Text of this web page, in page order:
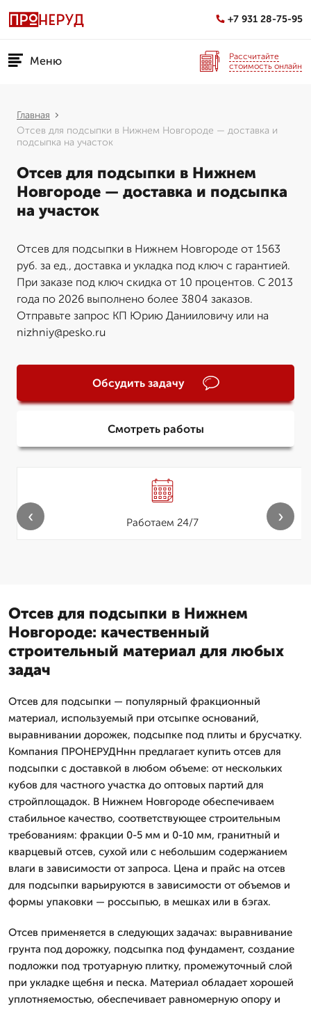
+7 931 28-75-95
Меню
Рассчитайте
стоимость онлайн
Главная
Отсев для подсыпки в Нижнем Новгороде — доставка и
подсыпка на участок
Отсев для подсыпки в Нижнем
Новгороде — доставка и подсыпка
на участок
Отсев для подсыпки в Нижнем Новгороде от 1563
руб. за ед., доставка и укладка под ключ с гарантией.
При заказе под ключ скидка от 10 процентов. С 2013
года по 2026 выполнено более 3804 заказов.
Отправьте запрос КП Юрию Данииловичу или на
nizhniy@pesko.ru
Обсудить задачу
Смотреть работы
Работаем 24/7
‹ ›
Отсев для подсыпки в Нижнем
Новгороде: качественный
строительный материал для любых
задач
Отсев для подсыпки — популярный фракционный
материал, используемый при отсыпке оснований,
выравнивании дорожек, подсыпке под плиты и брусчатку.
Компания ПРОНЕРУДНнн предлагает купить отсев для
подсыпки с доставкой в любом объеме: от нескольких
кубов для частного участка до оптовых партий для
стройплощадок. В Нижнем Новгороде обеспечиваем
стабильное качество, соответствующее строительным
требованиям: фракции 0-5 мм и 0-10 мм, гранитный и
кварцевый отсев, сухой или с небольшим содержанием
влаги в зависимости от запроса. Цена и прайс на отсев
для подсыпки варьируются в зависимости от объемов и
формы упаковки — россыпью, в мешках или в бэгах.
Отсев применяется в следующих задачах: выравнивание
грунта под дорожку, подсыпка под фундамент, создание
подложки под тротуарную плитку, промежуточный слой
при укладке щебня и песка. Материал обладает хорошей
уплотняемостью, обеспечивает равномерную опору и